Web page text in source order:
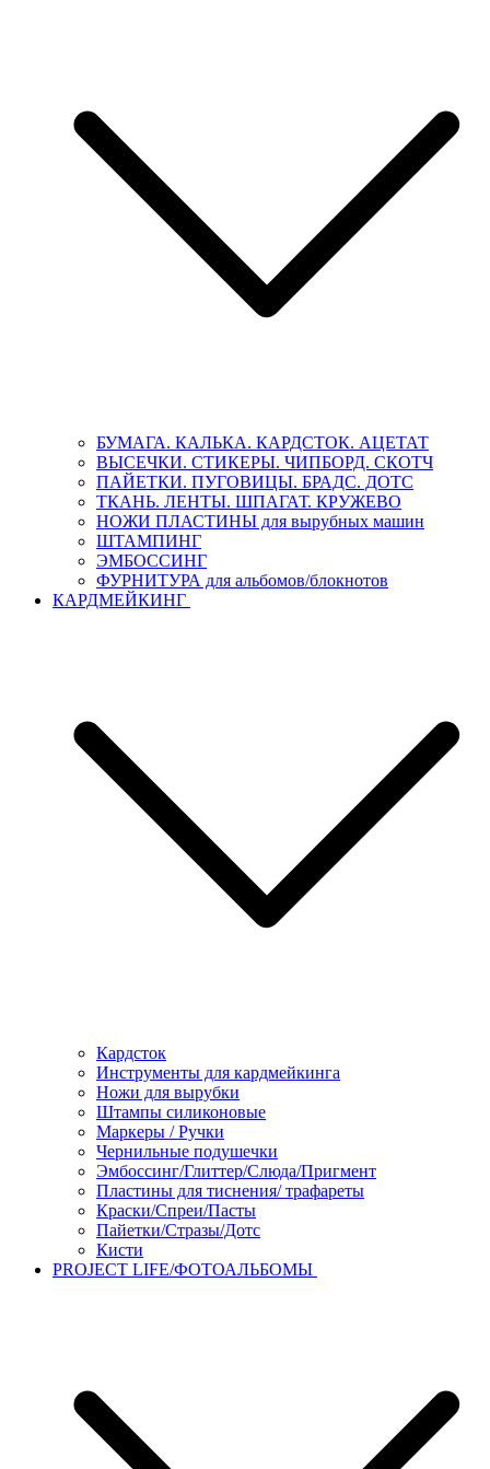
БУМАГА. КАЛЬКА. КАРДСТОК. АЦЕТАТ
ВЫСЕЧКИ. СТИКЕРЫ. ЧИПБОРД. СКОТЧ
ПАЙЕТКИ. ПУГОВИЦЫ. БРАДС. ДОТС
ТКАНЬ. ЛЕНТЫ. ШПАГАТ. КРУЖЕВО
НОЖИ ПЛАСТИНЫ для вырубных машин
ШТАМПИНГ
ЭМБОССИНГ
ФУРНИТУРА для альбомов/блокнотов
КАРДМЕЙКИНГ
Кардсток
Инструменты для кардмейкинга
Ножи для вырубки
Штампы силиконовые
Маркеры / Ручки
Чернильные подушечки
Эмбоссинг/Глиттер/Слюда/Пригмент
Пластины для тиснения/ трафареты
Краски/Спреи/Пасты
Пайетки/Стразы/Дотс
Кисти
PROJECT LIFE/ФОТОАЛЬБОМЫ